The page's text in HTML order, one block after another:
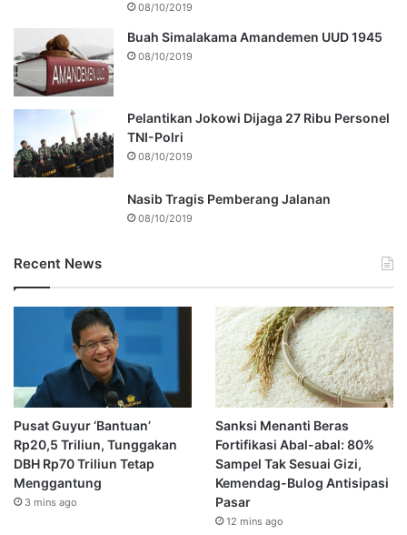
08/10/2019
Buah Simalakama Amandemen UUD 1945
08/10/2019
Pelantikan Jokowi Dijaga 27 Ribu Personel
TNI-Polri
08/10/2019
Nasib Tragis Pemberang Jalanan
08/10/2019
Recent News
Pusat Guyur ‘Bantuan’
Rp20,5 Triliun, Tunggakan
DBH Rp70 Triliun Tetap
Menggantung
3 mins ago
Sanksi Menanti Beras
Fortifikasi Abal-abal: 80%
Sampel Tak Sesuai Gizi,
Kemendag-Bulog Antisipasi
Pasar
12 mins ago